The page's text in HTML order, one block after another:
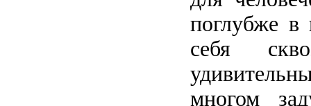
поглубже
себя
многом